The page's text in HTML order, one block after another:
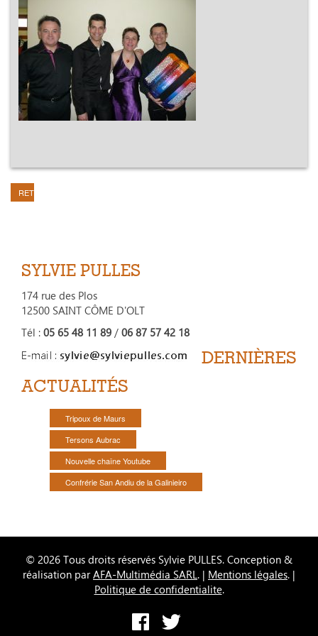
RETOUR
SYLVIE PULLES
174 rue des Plos
12500 SAINT CÔME D'OLT
Tél : 05 65 48 11 89 / 06 87 57 42 18
DERNIÈRES
ACTUALITÉS
Tripoux de Maurs
Tersons Aubrac
Nouvelle chaîne Youtube
Confrérie San Andiu de la Galinieiro
© 2026 Tous droits réservés Sylvie PULLES. Conception &
réalisation parAFA-Multimédia SARL. | Mentions légales. |
Politique de confidentialite.